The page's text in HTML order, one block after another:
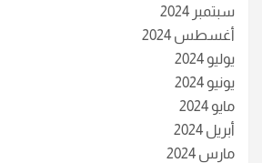
سبتمبر 2024
أغسطس 2024
يوليو 2024
يونيو 2024
مايو 2024
أبريل 2024
مارس 2024